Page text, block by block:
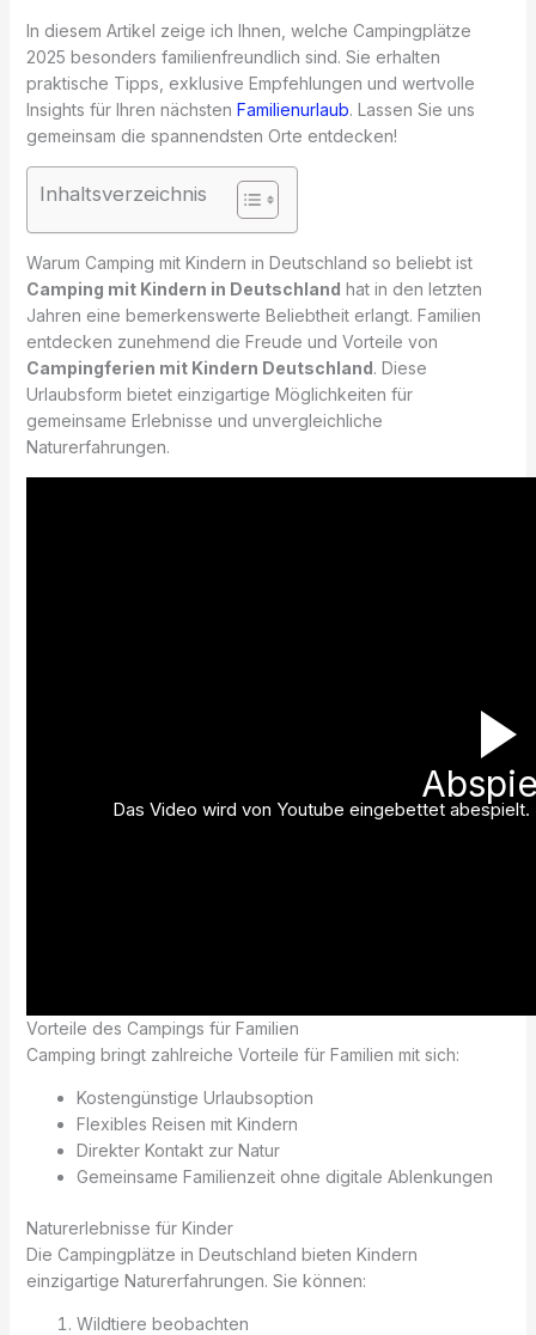
In diesem Artikel zeige ich Ihnen, welche Campingplätze
2025 besonders familienfreundlich sind. Sie erhalten
praktische Tipps, exklusive Empfehlungen und wertvolle
Insights für Ihren nächsten Familienurlaub. Lassen Sie uns
gemeinsam die spannendsten Orte entdecken!
Inhaltsverzeichnis
Warum Camping mit Kindern in Deutschland so beliebt ist
Camping mit Kindern in Deutschland hat in den letzten
Jahren eine bemerkenswerte Beliebtheit erlangt. Familien
entdecken zunehmend die Freude und Vorteile von
Campingferien mit Kindern Deutschland. Diese
Urlaubsform bietet einzigartige Möglichkeiten für
gemeinsame Erlebnisse und unvergleichliche
Naturerfahrungen.
Das Video wird von Youtube eingebettet
Vorteile des Campings für Familien
Camping bringt zahlreiche Vorteile für Familien mit sich:
Kostengünstige Urlaubsoption
Flexibles Reisen mit Kindern
Direkter Kontakt zur Natur
Gemeinsame Familienzeit ohne digitale Ablenkungen
Naturerlebnisse für Kinder
Die Campingplätze in Deutschland bieten Kindern
einzigartige Naturerfahrungen. Sie können:
Wildtiere beobachten